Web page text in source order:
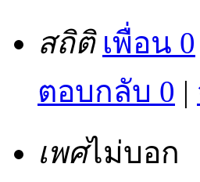
สถิติ เพื่อน 0
ตอบกลับ 0 |
เพศไม่บอก